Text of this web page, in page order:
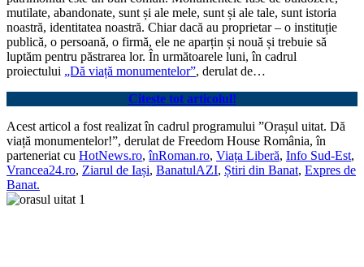
mutilate, abandonate, sunt și ale mele, sunt și ale tale, sunt istoria
noastră, identitatea noastră. Chiar dacă au proprietar – o instituție
publică, o persoană, o firmă, ele ne aparțin și nouă și trebuie să
luptăm pentru păstrarea lor. În următoarele luni, în cadrul
proiectului „Dă viață monumentelor”, derulat de…
Citește tot articolul!
Acest articol a fost realizat în cadrul programului ”Orașul uitat. Dă
viață monumentelor!”, derulat de Freedom House România, în
parteneriat cu HotNews.ro,înRoman.ro, Viața Liberă, Info Sud-Est,
Vrancea24.ro, Ziarul de Iași, BanatulAZI, Știri din Banat, Expres de
Banat.